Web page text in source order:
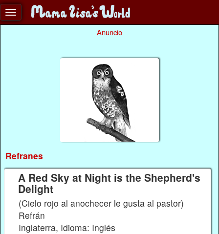
Anuncio
Refranes
A Red Sky at Night is the Shepherd's
Delight
(Cielo rojo al anochecer le gusta al pastor)
Refrán
Inglaterra, Idioma: Inglés